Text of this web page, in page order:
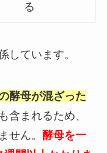
る
しています。
酵母が混ざった
含まれるため、
せん。 酵母を一